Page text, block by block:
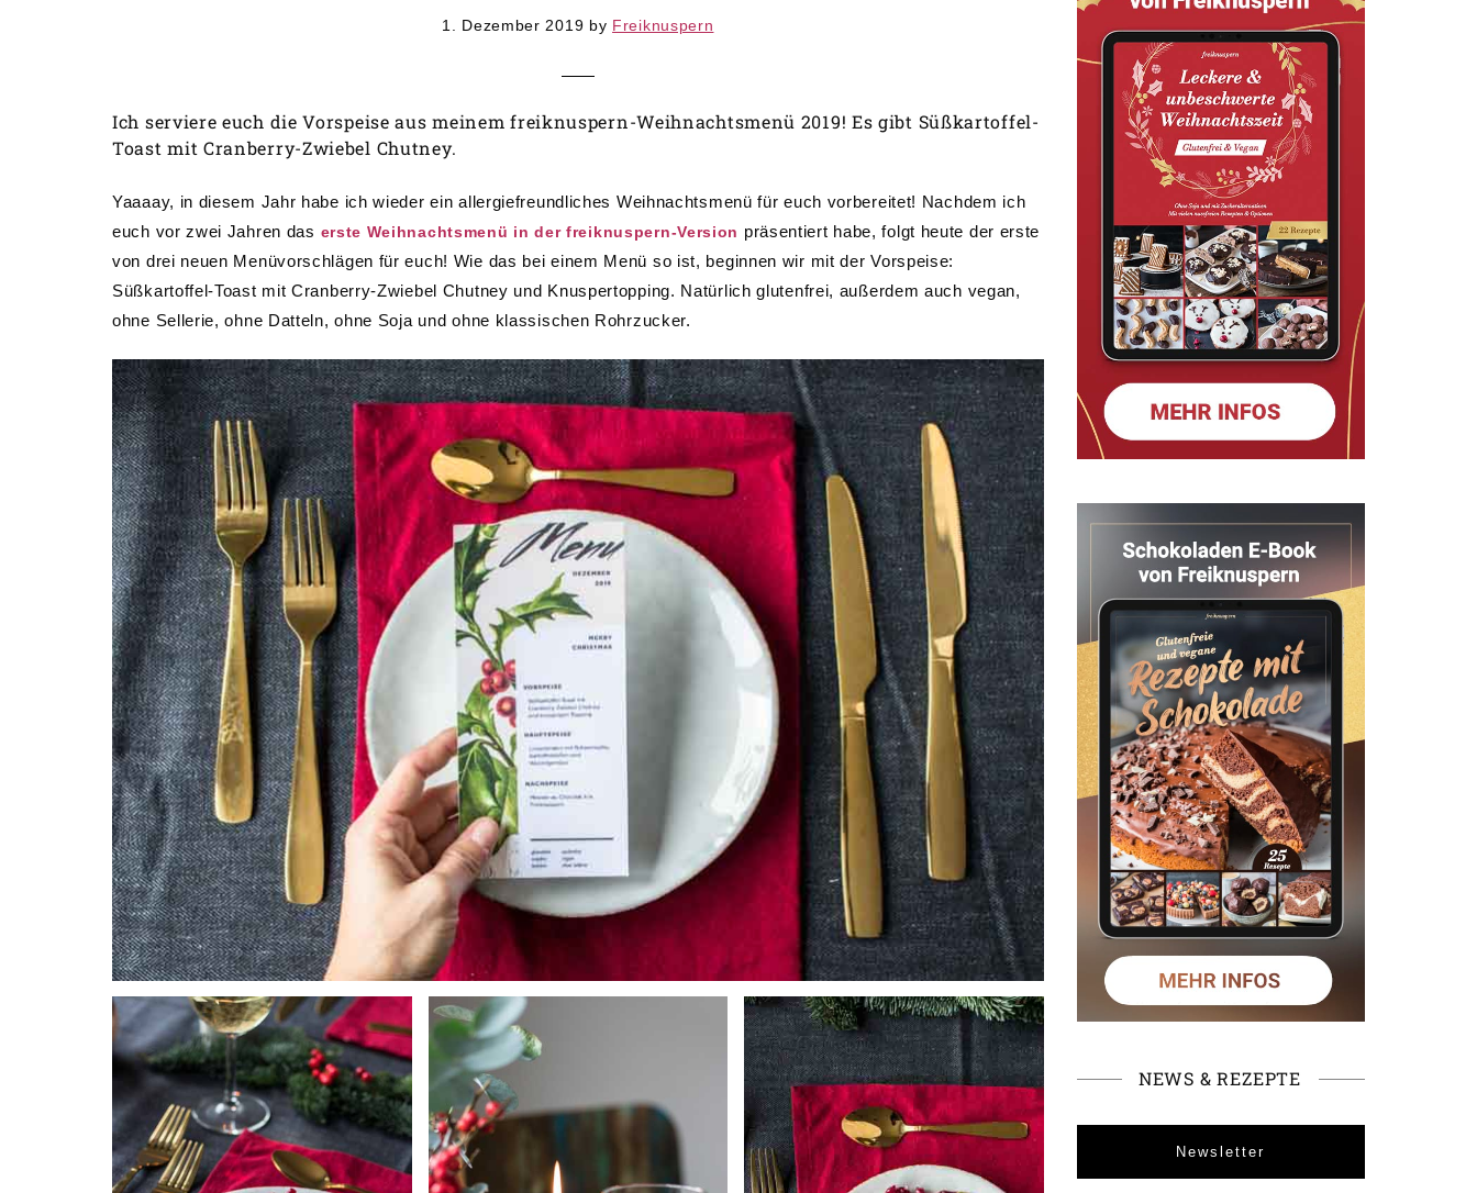
1. Dezember 2019 by Freiknuspern
Ich serviere euch die Vorspeise aus meinem freiknuspern-Weihnachtsmenü 2019! Es gibt Süßkartoffel-
Toast mit Cranberry-Zwiebel Chutney.
Yaaaay, in diesem Jahr habe ich wieder ein allergiefreundliches Weihnachtsmenü für euch vorbereitet! Nachdem ich
euch vor zwei Jahren das erste Weihnachtsmenü in der freiknuspern-Version präsentiert habe, folgt heute der erste
von drei neuen Menüvorschlägen für euch! Wie das bei einem Menü so ist, beginnen wir mit der Vorspeise:
Süßkartoffel-Toast mit Cranberry-Zwiebel Chutney und Knuspertopping. Natürlich glutenfrei, außerdem auch vegan,
ohne Sellerie, ohne Datteln, ohne Soja und ohne klassischen Rohrzucker.
NEWS & REZEPTE
Newsletter